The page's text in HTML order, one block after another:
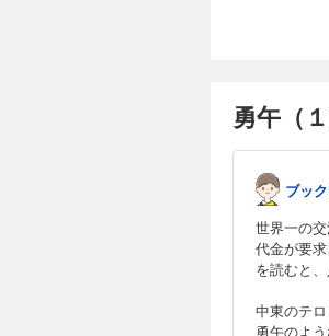
勇午（
ブッ
世界一の
代金が要
を読むと
中東のテ
勇午のよ